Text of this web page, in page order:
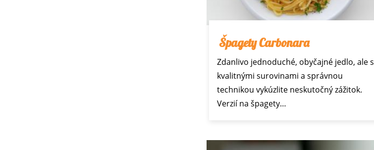
Špagety Carbonara
Zdanlivo jednoduché, obyčajné jedlo, ale s
kvalitnými surovinami a správnou
technikou vykúzlite neskutočný zážitok.
Verzií na špagety…